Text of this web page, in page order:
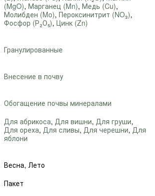
(MgO), Марганец (Mn), Медь (Cu),
Молибден (Mo), Пероксинитрит (NO₃),
Фосфор (Р₂О₅), Цинк (Zn)
Гранулированные
Внесение в почву
Обогащение почвы минералами
Для абрикоса, Для вишни, Для груши,
Для ореха, Для сливы, Для черешни, Для
яблони
Весна, Лето
Пакет